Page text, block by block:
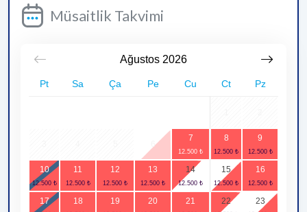
Müsaitlik Takvimi
Ağustos 2026
Pt Sa Ça Pe Cu Ct Pz
6
7 8 9
10 11 12 13 14 15 16
17 18 19 20 21 22 23